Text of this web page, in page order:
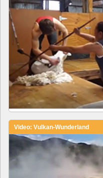
Video: Vulkan-Wunderland